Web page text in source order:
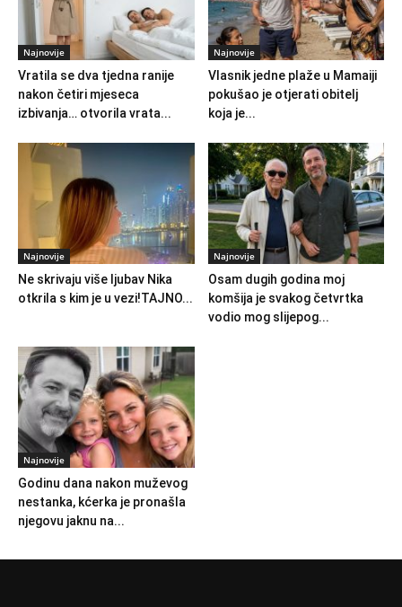
Najnovije
Vratila se dva tjedna ranije
nakon četiri mjeseca
izbivanja… otvorila vrata...
Najnovije
Vlasnik jedne plaže u Mamaiji
pokušao je otjerati obitelj
koja je...
Najnovije
Ne skrivaju više ljubav Nika
otkrila s kim je u vezi!TAJNO...
Najnovije
Osam dugih godina moj
komšija je svakog četvrtka
vodio mog slijepog...
Najnovije
Godinu dana nakon muževog
nestanka, kćerka je pronašla
njegovu jaknu na...